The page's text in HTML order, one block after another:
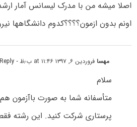
اصلا میشه من با مدرک لیسانس آمار
اونم بدون ازمون؟؟؟؟کدوم دانشگاهها
مهسافروردین ۶, ۱۳۹۷ at ۱۱:۴۶ ب٫ظ - Reply
سلام
متأسفانه شما به صورت باآزمون هم
پرستاری شرکت کنید. این رشته